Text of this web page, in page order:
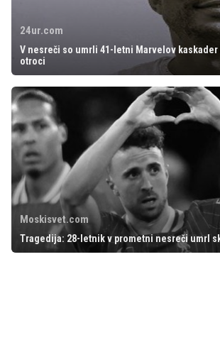
24ur.com
V nesreči so umrli 41-letni Marvelov
otroci
Moskisvet.com
Tragedija: 28-letnik v prometni nesreči umrl